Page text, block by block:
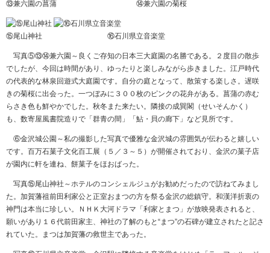
⑬兼六園の菖蒲 ⑭兼六園の菊桜
⑮尾山神社 ⑯石川県立音楽堂
写真⑤⑬⑭兼六園～良くご存知の日本三大庭園の名勝である。２度目の散歩
でしたが、今回は時間があり、ゆったりと楽しみながら歩きました。江戸時代
の代表的な林泉回遊式大庭園です。自分の庭となって、散策する楽しさ。遅咲
きの菊桜に出会った。一つぼみに３００枚のピンクの花弁がある。菖蒲の赤む
らさき色も鮮やかでした。秋冬また来たい。隣接の成巽閣（せいそんかく）
も、数寄屋風書院造りで「群青の間」「鮎・貝の廊下」など見所です。
⑥金沢城公園～私の撮影した写真で優雅な金沢城の雰囲気が伝わると嬉しい
です。百万石菓子文化百工展（５／３～５）が開催されており、金沢の菓子店
が園内に軒を連ね、餅菓子をほおばった。
写真⑮尾山神社～ホテルのコンシェルジュがお勧めだったので訪ねてみまし
た。加賀藩祖前田利家公と正室おまつの方を祭る金沢の総鎮守。和漢洋折衷の
神門は本当に珍しい。ＮＨＫ大河ドラマ「利家とまつ」が放映発表されると、
願いがあり１６代前田家主、神社の了解のもと“まつ”の石碑が建立されたと記さ
れていた。まつは加賀藩の救世主であった。